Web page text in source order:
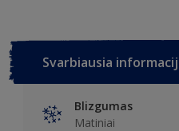
Svarbiausia
Blizgumas
Matiniai